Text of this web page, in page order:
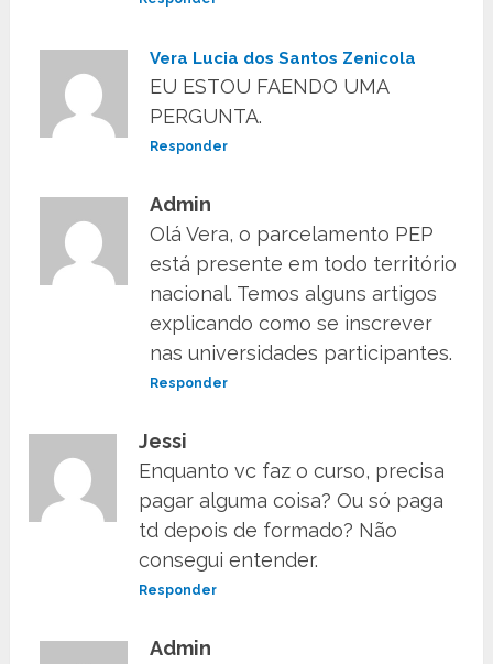
Vera Lucia dos Santos Zenicola
EU ESTOU FAENDO UMA
PERGUNTA.
Responder
Admin
Olá Vera, o parcelamento PEP
está presente em todo território
nacional. Temos alguns artigos
explicando como se inscrever
nas universidades participantes.
Responder
Jessi
Enquanto vc faz o curso, precisa
pagar alguma coisa? Ou só paga
td depois de formado? Não
consegui entender.
Responder
Admin